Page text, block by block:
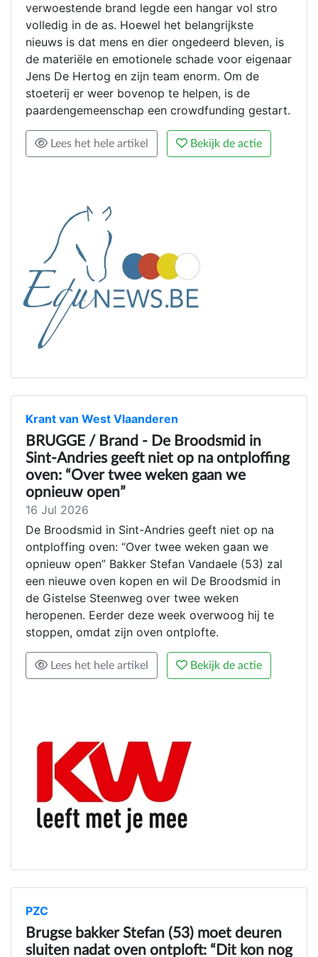
verwoestende brand legde een hangar vol stro
volledig in de as. Hoewel het belangrijkste
nieuws is dat mens en dier ongedeerd bleven, is
de materiële en emotionele schade voor eigenaar
Jens De Hertog en zijn team enorm. Om de
stoeterij er weer bovenop te helpen, is de
paardengemeenschap een crowdfunding gestart.
Lees het hele artikel Bekijk de actie
Krant van West Vlaanderen
BRUGGE / Brand - De Broodsmid in
Sint-Andries geeft niet op na ontploffing
oven: “Over twee weken gaan we
opnieuw open”
16 Jul 2026
De Broodsmid in Sint-Andries geeft niet op na
ontploffing oven: “Over twee weken gaan we
opnieuw open” Bakker Stefan Vandaele (53) zal
een nieuwe oven kopen en wil De Broodsmid in
de Gistelse Steenweg over twee weken
heropenen. Eerder deze week overwoog hij te
stoppen, omdat zijn oven ontplofte.
Lees het hele artikel Bekijk de actie
PZC
Brugse bakker Stefan (53) moet deuren
sluiten nadat oven ontploft: “Dit kon nog